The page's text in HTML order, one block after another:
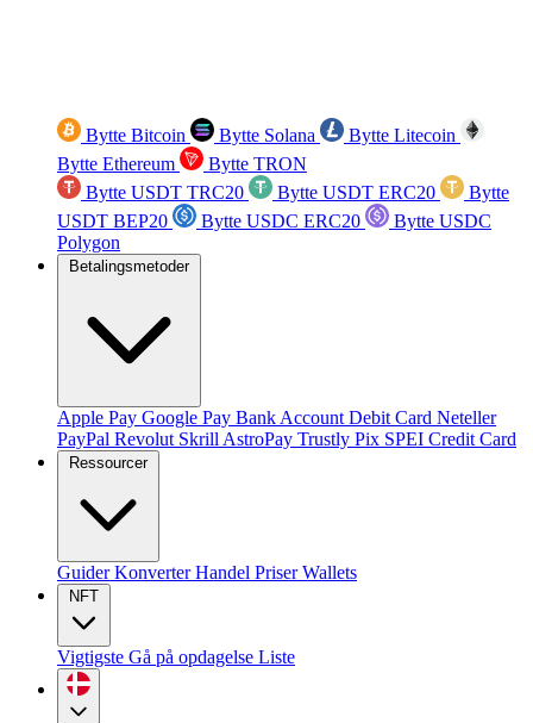
Bytte Bitcoin Bytte Solana
Bytte Litecoin
Bytte Ethereum
Bytte TRON
Bytte USDT TRC20
Bytte USDT ERC20
Bytte
USDT BEP20
Bytte USDC ERC20
Bytte USDC
Polygon
Betalingsmetoder
Apple Pay Google Pay Bank Account Debit Card Neteller
PayPal Revolut Skrill AstroPay Trustly Pix SPEI Credit Card
Ressourcer
GuiderKonverterHandel PriserWallets
NFT
Vigtigste Gå på opdagelse Liste